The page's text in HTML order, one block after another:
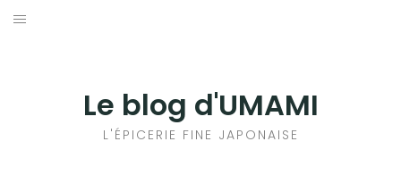
Aller
Le blog d'UMAMI
L'ÉPICERIE FINE JAPONAISE